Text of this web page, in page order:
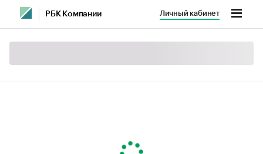
РБК Компании Личный кабинет